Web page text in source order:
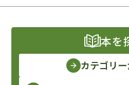
本を
カテゴリ